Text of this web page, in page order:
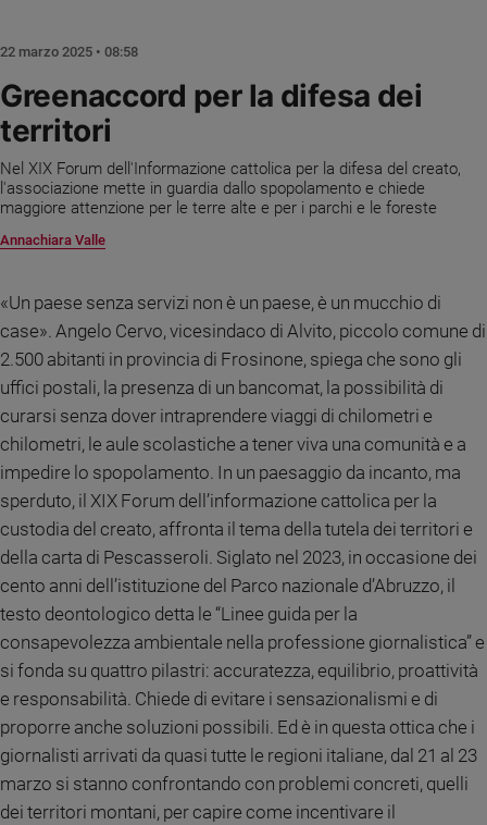
e
spiritualità
Santi
Devozione
e
fede
giorno
Santo
del
giorno
Società
e
valori
Ambiente
e
Creato
Diritti
valore
Caso
della
settimana
Migranti
Diversità
Greenaccord per la difesa dei
territori
Nel XIX Forum dell'Informazione cattolica per la difesa del creato,
l'associazione mette in guardia dallo spopolamento e chiede
maggiore attenzione per le terre alte e per i parchi e le foreste
Annachiara Valle
22 marzo 2025 • 08:58
«Un paese senza servizi non è un paese, è un mucchio di
case». Angelo Cervo, vicesindaco di Alvito, piccolo comune di
2.500 abitanti in provincia di Frosinone, spiega che sono gli
uffici postali, la presenza di un bancomat, la possibilità di
curarsi senza dover intraprendere viaggi di chilometri e
chilometri, le aule scolastiche a tener viva una comunità e a
impedire lo spopolamento. In un paesaggio da incanto, ma
sperduto, il XIX Forum dell’informazione cattolica per la
custodia del creato, affronta il tema della tutela dei territori e
della carta di Pescasseroli. Siglato nel 2023, in occasione dei
cento anni dell’istituzione del Parco nazionale d’Abruzzo, il
testo deontologico detta le “Linee guida per la
consapevolezza ambientale nella professione giornalistica” e
si fonda su quattro pilastri: accuratezza, equilibrio, proattività
e responsabilità. Chiede di evitare i sensazionalismi e di
proporre anche soluzioni possibili. Ed è in questa ottica che i
giornalisti arrivati da quasi tutte le regioni italiane, dal 21 al 23
marzo si stanno confrontando con problemi concreti, quelli
dei territori montani, per capire come incentivare il